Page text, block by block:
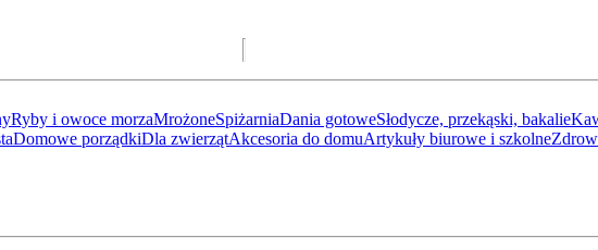
Ryby i owoce morzaMrożoneSpiżarniaDania gotoweSłodycze, przekąski, bakalie
Domowe porządkiDla zwierzątAkcesoria do domuArtykuły biurowe i szkolne